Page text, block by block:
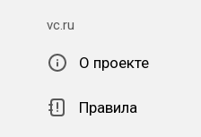
vc.ru
О проекте
Правила